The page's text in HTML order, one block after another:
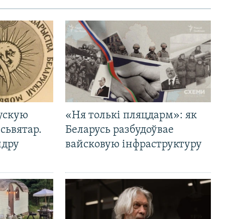
«Ня толькі пляцдарм»: як
Беларусь разбудоўвае
вайсковую інфраструктуру